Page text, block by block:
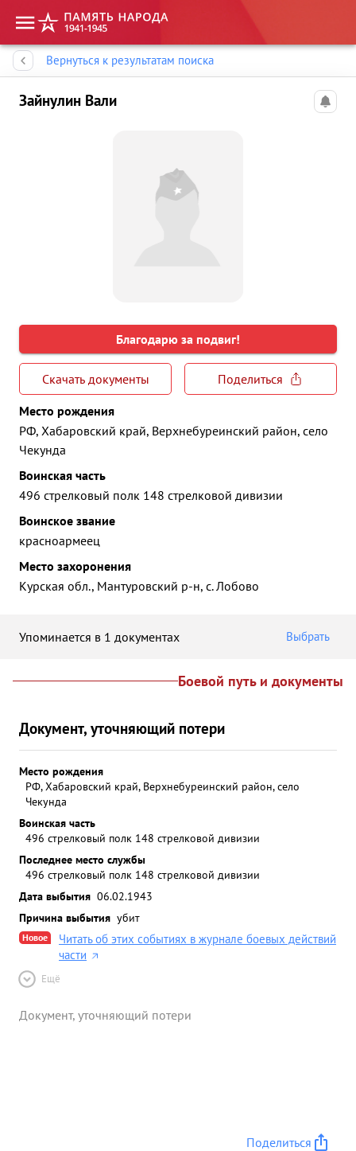
Вернуться к результатам поиска
Зайнулин Вали
Благодарю за подвиг!
Скачать документы
Поделиться
Место рождения
РФ, Хабаровский край, Верхнебуреинский район, село
Чекунда
Воинская часть
496 стрелковый полк 148 стрелковой дивизии
Воинское звание
красноармеец
Место захоронения
Курская обл., Мантуровский р-н, с. Лобово
Упоминается в 1 документах Выбрать
Боевой путь и документы
Документ, уточняющий потери
Место рождения
РФ, Хабаровский край, Верхнебуреинский район, село
Чекунда
Воинская часть
496 стрелковый полк 148 стрелковой дивизии
Последнее место службы
496 стрелковый полк 148 стрелковой дивизии
Дата выбытия 06.02.1943
Причина выбытия убит
Новое
Читать об этих событиях в журнале боевых действий
части
Ещё
Документ, уточняющий потери
Поделиться
Память народа